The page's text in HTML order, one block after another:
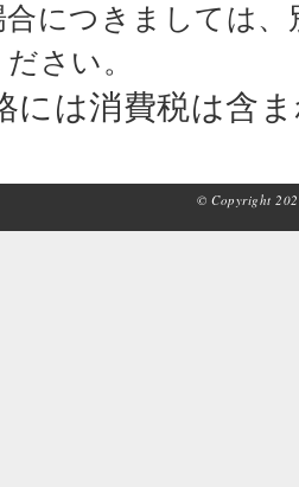
合につきましては
さい。
には消費税は含
© Copyright